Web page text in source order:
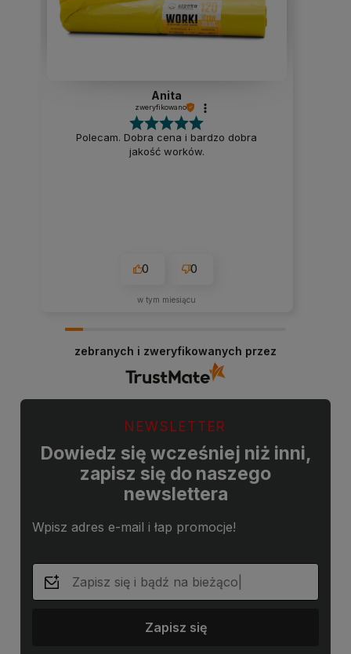
Anita
zweryfikowano
Polecam. Dobra cena i bardzo dobra
jakość worków.
0 0
w tym miesiącu
zebranych i zweryfikowanych przez
NEWSLETTER
Dowiedz się wcześniej niż inni,
zapisz się do naszego
newslettera
Wpisz adres e-mail i łap promocje!
Zapisz się